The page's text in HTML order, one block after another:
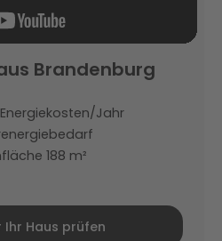
Brandenburg
Jahr
188 m²
Haus prüfen